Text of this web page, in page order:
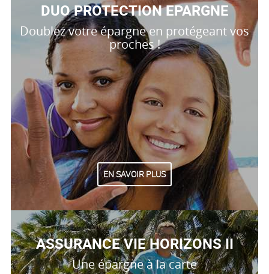
DUO PROTECTION EPARGNE
Doublez votre épargne en protégeant vos
proches !
EN SAVOIR PLUS
ASSURANCE VIE HORIZONS II
Une épargne à la carte